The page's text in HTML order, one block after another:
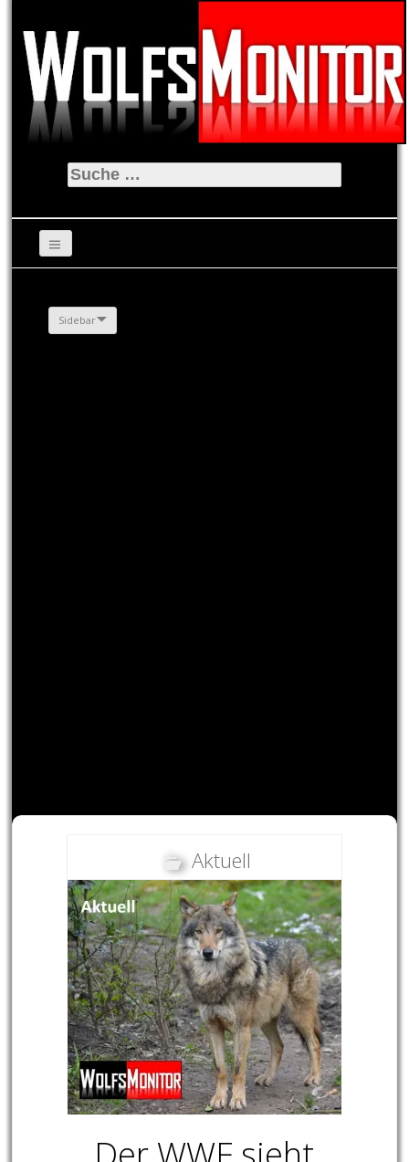
Suche
nach:
Sidebar
Aktuell